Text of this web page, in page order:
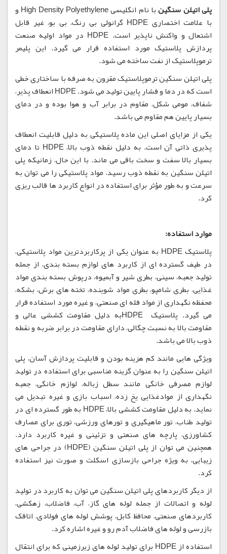
پلی اتیلن سنگین
با نام انگلیسی High Density Polyethylene و
با علامت اختصاری HDPE گرانولی بی رنگ، بی بو، غیر قابل
اشتعال و واکنش ناپذیر است. HDPE در مواد اولیه صنعت
پردازش پلاستیک مورد استفاده قرار می گیرد. این پلیمر
ترموپلاستیک از نفت ساخته می شود.
پلی اتیلن سنگین ترموپلاستیک مقرون به صرفه با ساختاری خطی
است که در دما و فشار پایین تولید می شود. HDPE انعطاف پذیر،
شفاف، مومی شکل، مقاوم در برابر آب و هوا بوده و در دمای
بسیار پایین هم مقاوم می باشد.
یکی از مزایای اصلی این ماده پلاستیکی به دلیل قابلیت انعطاف
پذیری ذاتی آن است. به دلیل نقطه ذوب بالا، HDPE تا دمای
بسیار بالا سفت و سخت باقی می ماند. با این حال، زمانیکه پلی
اتیلن سنگین به نقطه ذوب رسید، مواد پلاستیکی را می توان به
سرعت و به طور مؤثر برای استفاده در انواع کاربرد ها قالب ریزی
کرد.
موارد استفاده:
پلاستیک HDPE به عنوان یکی از پرکاربردترین مواد پلاستیکی،
در طیف گسترده ای از کاربرد های لوازم بسته بندی، از جمله
تولید جعبه، سینی، بطری شیر و آبمیوه، درپوش بسته بندی مواد
غذایی، بطری شامپو، بطری مواد شوینده، تخته های برش، بشکه،
محفظه نگهداری از مواد فله ای صنعتی، و غیره مورد استفاده قرار
می گیرد. پلاستیک HDPEبه دلیل مقاومت کششی عالی و
مقاومت بالا به نسبت چگالی، دارای مقاومت در برابر ضربه و نقطه
ذوب بالا می باشد.
ویژگی هایی مانند کم هزینه بودن و قابلیت پردازش آسان، پلی
اتیلن سنگین را به عنوان گزینه مناسبی برای استفاده در تولید
لوازم مصرفی خانگی مانند سطل زباله، لوازم خانگی، جعبه
نگهداری از موادغذایی یخ زده، اسباب بازی و غیره تبدیل می
نماید. به دلیل مقاومت کششی بالا، HDPE به طور گسترده ای در
تولید طناب، تور ماهیگیری و تورهای ورزشی، توری برای مصارف
کشاورزی، پارچه های صنعتی و تزئینی و غیره کاربرد دارد.
همچنین می توان از پلی اتیلن سنگین (HDPE) در جراحی های
زیبایی، به ویژه جراحی بازسازی اسکلت و صورت نیز استفاده
کرد.
از دیگر کاربردهای پلی اتیلن سنگین می توان به کاربرد در تولید
لوله و اتصالات از جمله لوله های گاز، آب، فاضلاب، زهکشی،
کاربردهای صنعتی، محافظ کابل، پوشش لوله های فولادی، اتاقک
بازرسی و لوله های فاضلاب آدم رو و غیره اشاره کرد.
استفاده از HDPE برای تولید لوله های زیرزمینی که برای انتقال